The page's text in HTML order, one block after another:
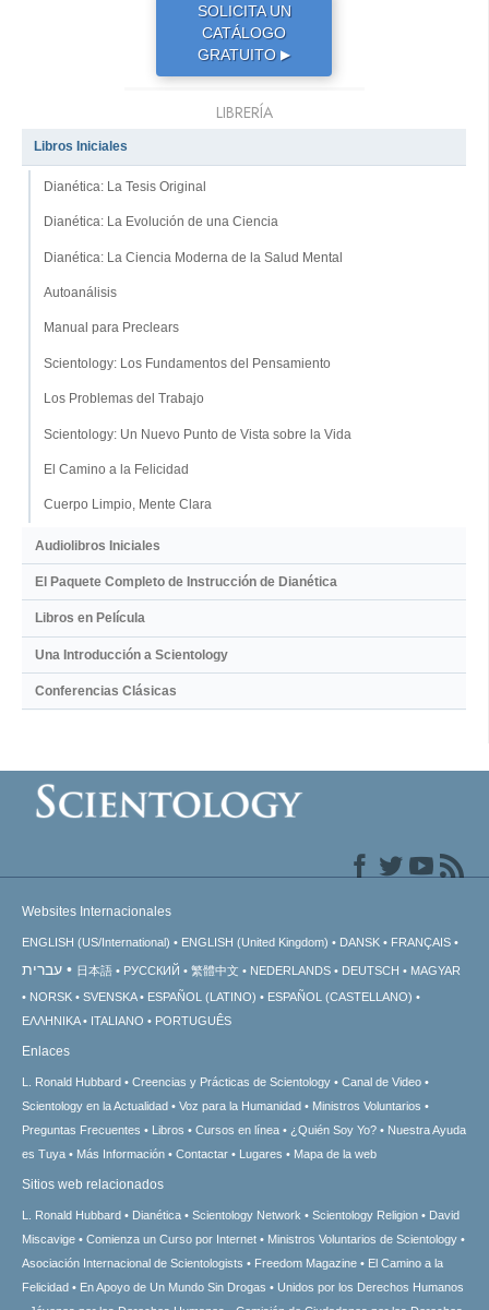
SOLICITA UN
CATÁLOGO
GRATUITO ▶
LIBRERÍA
Libros Iniciales
Dianética: La Tesis Original
Dianética: La Evolución de una Ciencia
Dianética: La Ciencia Moderna de la Salud Mental
Autoanálisis
Manual para Preclears
Scientology: Los Fundamentos del Pensamiento
Los Problemas del Trabajo
Scientology: Un Nuevo Punto de Vista sobre la Vida
El Camino a la Felicidad
Cuerpo Limpio, Mente Clara
Audiolibros Iniciales
El Paquete Completo de Instrucción de Dianética
Libros en Película
Una Introducción a Scientology
Conferencias Clásicas
Websites Internacionales
ENGLISH (US/International) ENGLISH (United Kingdom) DANSK FRANÇAIS
עברית 日本語 РУССКИЙ 繁體中文 NEDERLANDS DEUTSCH
MAGYAR
NORSK
SVENSKA ESPAÑOL (LATINO)
ESPAÑOL (CASTELLANO)
ΕΛΛΗΝΙΚA
ITALIANO PORTUGUÊS
Enlaces
L. Ronald Hubbard Creencias y Prácticas de Scientology
Canal de Video
Scientology en la Actualidad
Voz para la Humanidad
Ministros Voluntarios
Preguntas Frecuentes
Libros Cursos en línea ¿Quién Soy Yo?
Nuestra Ayuda
es Tuya
Más Información Contactar Lugares Mapa de la web
Sitios web relacionados
L. Ronald Hubbard Dianética Scientology Network Scientology Religion
David
Miscavige
Comienza un Curso por Internet
Ministros Voluntarios de Scientology
Asociación Internacional de Scientologists
Freedom Magazine
El Camino a la
Felicidad
En Apoyo de Un Mundo Sin Drogas
Unidos por los Derechos Humanos